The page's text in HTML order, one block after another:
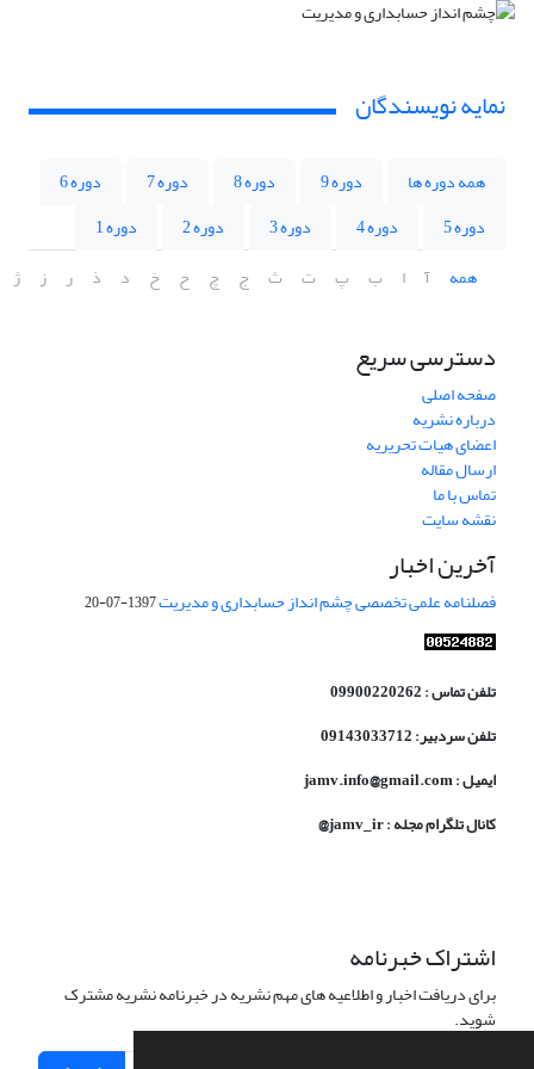
نمایه نویسندگان
همه دوره ها دوره 9 دوره 8 دوره 7
دوره 6
دوره 5
دوره 4 دوره 3 دوره 2
دوره 1
همه
آ ا ب پ ت ث ج چ ح خ د ذ ر ز ژ
دسترسی سریع
صفحه اصلی
درباره نشریه
اعضای هیات تحریریه
ارسال مقاله
تماس با ما
نقشه سایت
آخرین اخبار
فصلنامه علمی تخصصی چشم انداز حسابداری و مدیریت1397-07-20
تلفن تماس : 09900220262
تلفن سردبیر: 09143033712
ایمیل : jamv.info@gmail.com
کانال تلگرام مجله : jamv_ir@
اشتراک خبرنامه
برای دریافت اخبار و اطلاعیه های مهم نشریه در خبرنامه نشریه مشترک
شوید.